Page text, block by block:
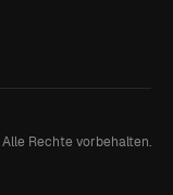
Alle Rechte vorbehalten.